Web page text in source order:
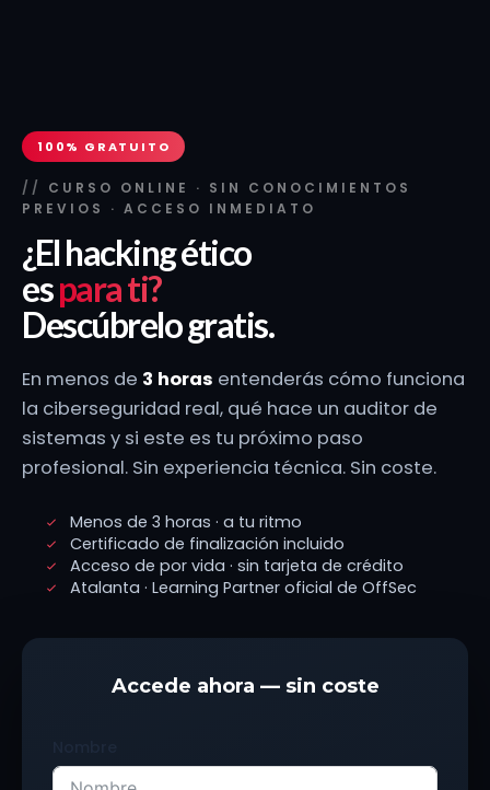
100% GRATUITO
CURSO ONLINE · SIN CONOCIMIENTOS
PREVIOS · ACCESO INMEDIATO
¿El hacking ético
espara ti?
Descúbrelo gratis.
En menos de 3 horas entenderás cómo funciona
la ciberseguridad real, qué hace un auditor de
sistemas y si este es tu próximo paso
profesional. Sin experiencia técnica. Sin coste.
Menos de 3 horas · a tu ritmo
Certificado de finalización incluido
Acceso de por vida · sin tarjeta de crédito
Atalanta · Learning Partner oficial de OffSec
Accede ahora — sin coste